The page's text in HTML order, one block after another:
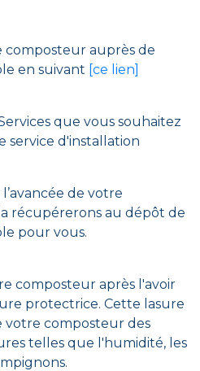
composteur auprès de
en suivant [ce lien]
que vous souhaitez
service d'installation
de votre
récupérerons au dépôt de
pour vous.
composteur après l'avoir
protectrice. Cette lasure
votre composteur des
telles que l'humidité, les